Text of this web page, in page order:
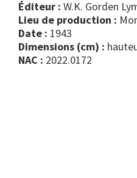
Éditeur : W.K. Gorden
Lieu de production :
Date : 1943
Dimensions (cm) :
NAC : 2022.0172